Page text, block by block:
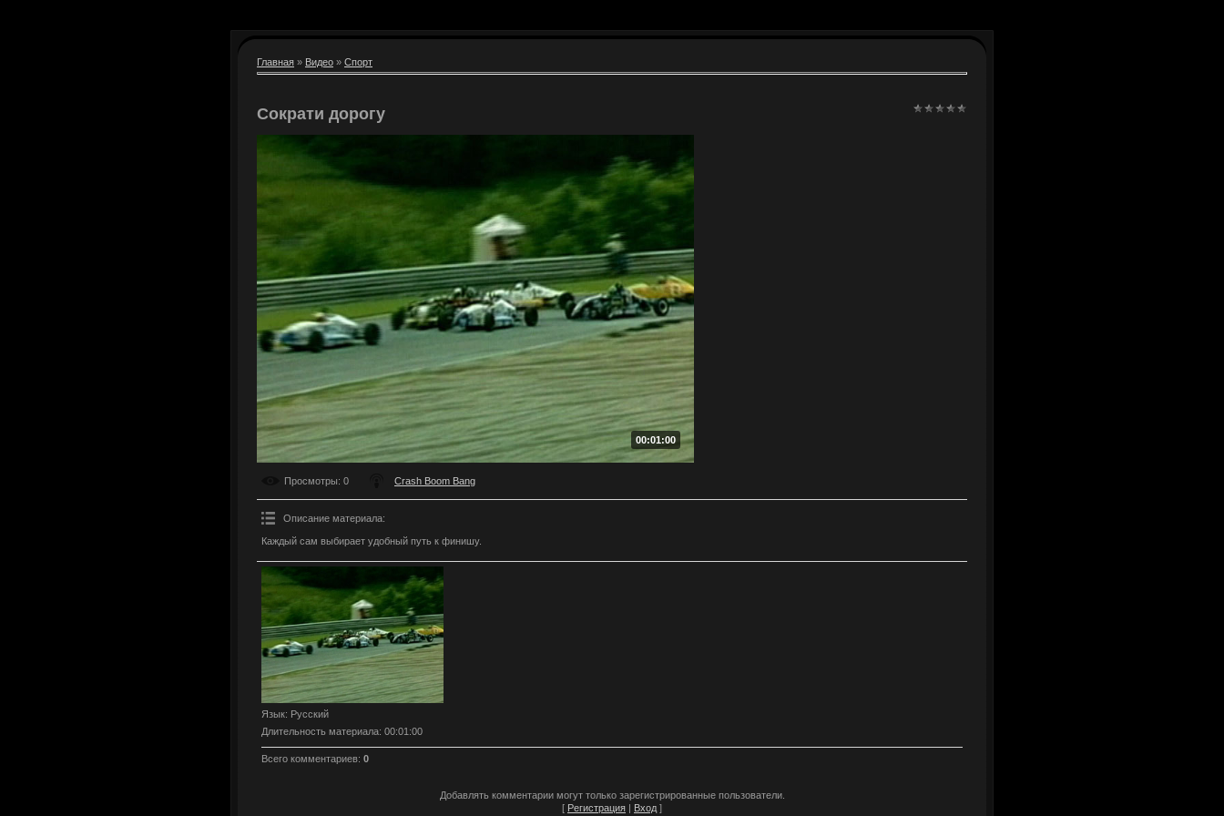
Главная » Видео » Спорт
Сократи дорогу
00:01:00
Просмотры: 0 Crash Boom Bang
Описание материала:
Каждый сам выбирает удобный путь к финишу.
Язык: Русский
Длительность материала: 00:01:00
Всего комментариев: 0
Добавлять комментарии могут только зарегистрированные пользователи.
[ Регистрация | Вход ]